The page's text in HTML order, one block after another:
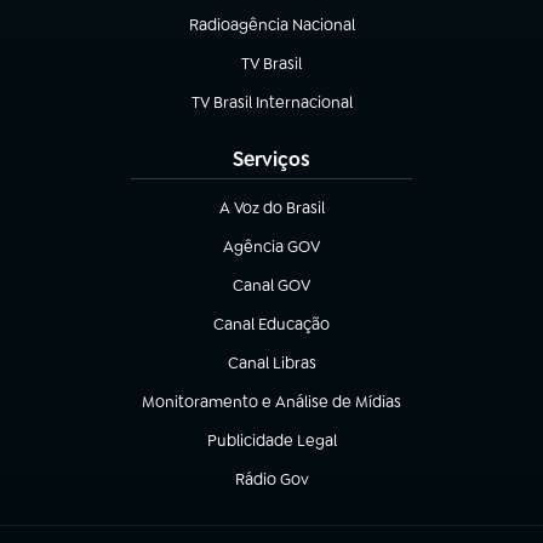
Radioagência Nacional
(abre em nova aba)
TV Brasil
(abre em nova aba)
TV Brasil Internacional
(abre em nova aba)
Serviços
A Voz do Brasil
(abre em nova aba)
Agência GOV
(abre em nova aba)
Canal GOV
(abre em nova aba)
Canal Educação
(abre em nova aba)
Canal Libras
(abre em nova aba)
Monitoramento e Análise de Mídias
(abre em nova aba)
Publicidade Legal
(abre em nova aba)
Rádio Gov
(abre em nova aba)